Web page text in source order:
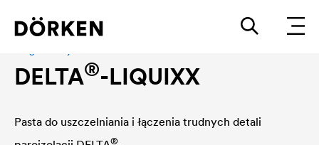
DELTA®-LIQUIXX
Pasta do uszczelniania i łączenia trudnych detali
®